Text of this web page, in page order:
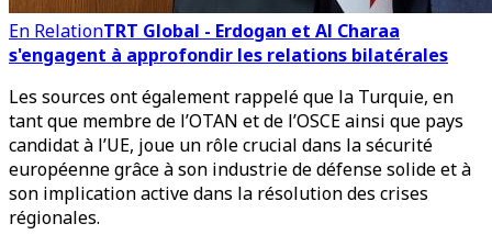
En RelationTRT Global - Erdogan et Al Charaa
s'engagent à approfondir les relations bilatérales
Les sources ont également rappelé que la Turquie, en
tant que membre de l’OTAN et de l’OSCE ainsi que pays
candidat à l’UE, joue un rôle crucial dans la sécurité
européenne grâce à son industrie de défense solide et à
son implication active dans la résolution des crises
régionales.